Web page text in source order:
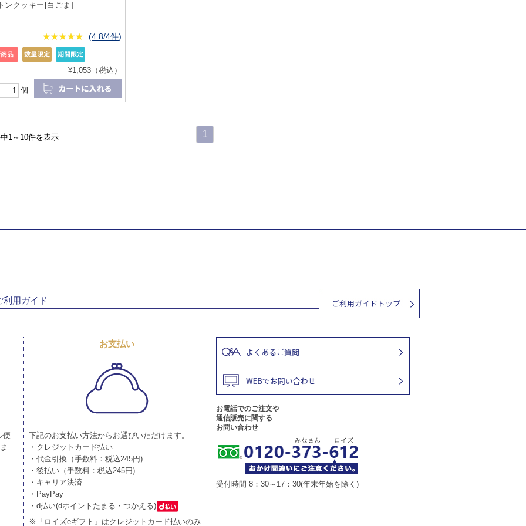
ンクッキー[白ごま]
★★★★★
★★★★★ (4.8/4件)
¥1,053（税込）
個
1～10件を表示 1
利用ガイド
便
お支払い
下記のお支払い方法からお選びいただけます。
・クレジットカード払い
・代金引換（手数料：税込245円)
・後払い（手数料：税込245円)
・キャリア決済
・PayPay
・d払い(dポイントたまる・つかえる)
※「ロイズeギフト」はクレジットカード払いのみ
お電話でのご注文や
通信販売に関する
お問い合わせ
受付時間 8：30～17：30(年末年始を除く)